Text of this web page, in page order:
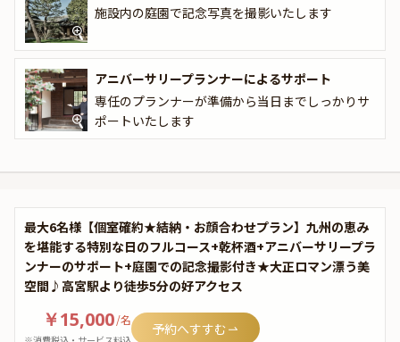
施設内の庭園で記念写真を撮影いたします
アニバーサリープランナーによるサポート
専任のプランナーが準備から当日までしっかりサ
ポートいたします
最大6名様【個室確約★結納・お顔合わせプラン】九州の恵み
を堪能する特別な日のフルコース+乾杯酒+アニバーサリープラ
ンナーのサポート+庭園での記念撮影付き★大正ロマン漂う美
空間♪高宮駅より徒歩5分の好アクセス
￥15,000/名
予約へすすむ